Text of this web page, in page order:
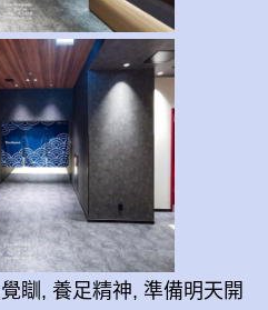
瞓, 養足精神, 準備明天開